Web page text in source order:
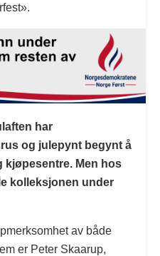
har
og julepynt begynt å
kjøpesentre. Men hos
kolleksjonen under
av både
er Peter Skaarup,